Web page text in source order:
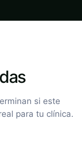
si este
para tu clínica.